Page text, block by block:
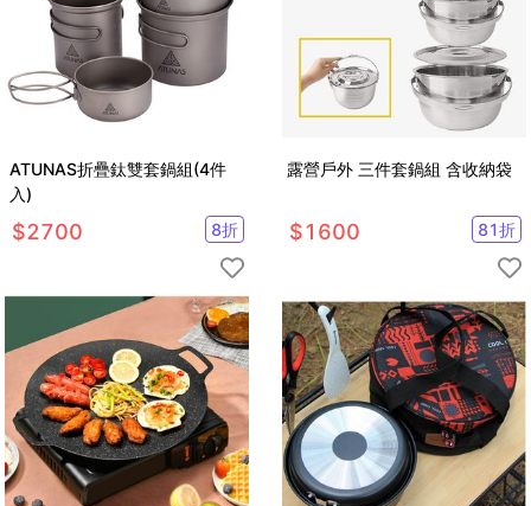
ATUNAS折疊鈦雙套鍋組(4件
入)
$2700 8折
露營戶外 三件套鍋組 含收納袋
$1600 81折